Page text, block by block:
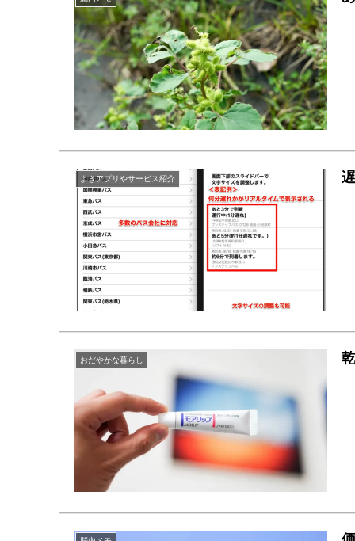
よきアプリやサービス紹介
おだやかな暮らし